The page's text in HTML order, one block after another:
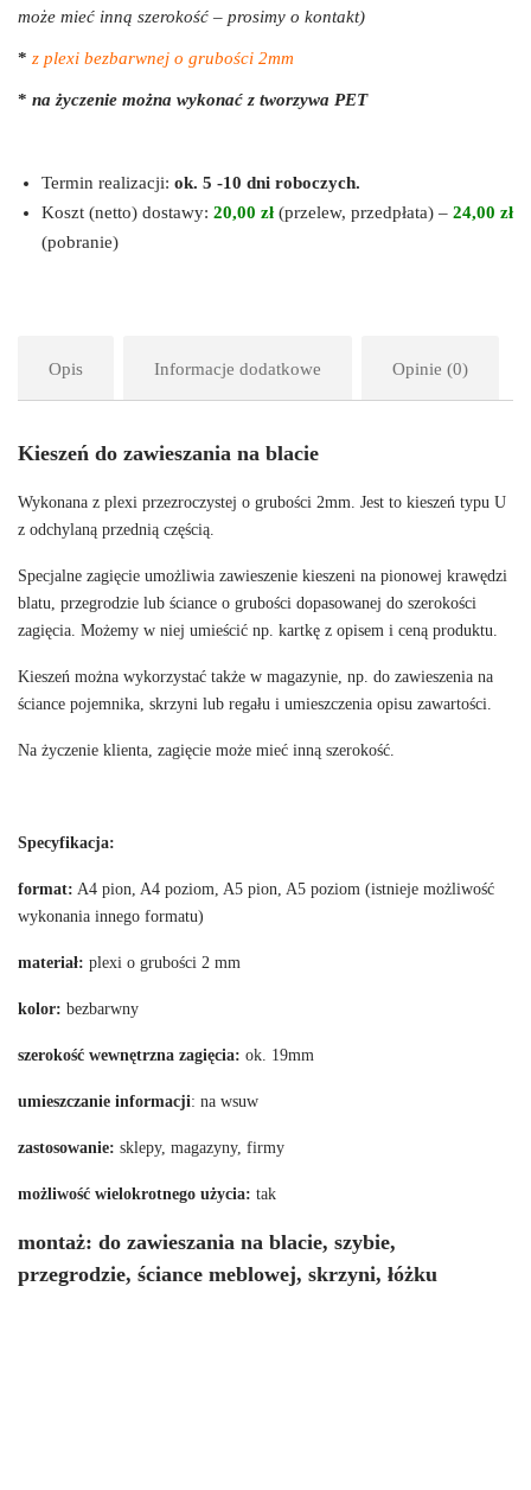
może mieć inną szerokość – prosimy o kontakt)
* z plexi bezbarwnej o grubości 2mm
* na życzenie można wykonać z tworzywa PET
Termin realizacji: ok. 5 -10 dni roboczych.
Koszt (netto) dostawy: 20,00 zł (przelew, przedpłata) – 24,00 zł
(pobranie)
Opis Informacje dodatkowe Opinie (0)
Kieszeń do zawieszania na blacie
Wykonana z plexi przezroczystej o grubości 2mm. Jest to kieszeń typu U
z odchylaną przednią częścią.
Specjalne zagięcie umożliwia zawieszenie kieszeni na pionowej krawędzi
blatu, przegrodzie lub ściance o grubości dopasowanej do szerokości
zagięcia. Możemy w niej umieścić np. kartkę z opisem i ceną produktu.
Kieszeń można wykorzystać także w magazynie, np. do zawieszenia na
ściance pojemnika, skrzyni lub regału i umieszczenia opisu zawartości.
Na życzenie klienta, zagięcie może mieć inną szerokość.
Specyfikacja:
format: A4 pion, A4 poziom, A5 pion, A5 poziom (istnieje możliwość
wykonania innego formatu)
materiał: plexi o grubości 2 mm
kolor: bezbarwny
szerokość wewnętrzna zagięcia:ok. 19mm
umieszczanie informacji: na wsuw
zastosowanie: sklepy, magazyny, firmy
możliwość wielokrotnego użycia: tak
montaż: do zawieszania na blacie, szybie,
przegrodzie, ściance meblowej, skrzyni, łóżku